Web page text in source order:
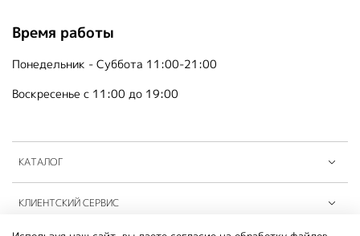
КАТАЛОГ
КЛИЕНТСКИЙ СЕРВИС
Время работы
Понедельник - Суббота 11:00-21:00
Воскресенье с 11:00 до 19:00